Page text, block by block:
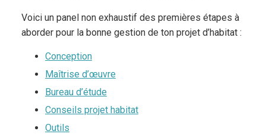
Voici un panel non exhaustif des premières étapes à
aborder pour la bonne gestion de ton projet d’habitat :
Conception
Maîtrise d’œuvre
Bureau d’étude
Conseils projet habitat
Outils